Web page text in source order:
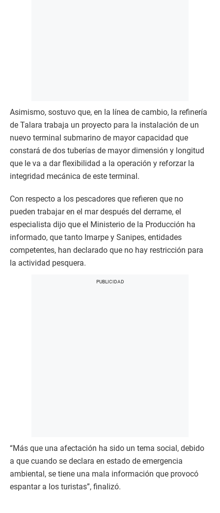
Asimismo, sostuvo que, en la línea de cambio, la refinería
de Talara trabaja un proyecto para la instalación de un
nuevo terminal submarino de mayor capacidad que
constará de dos tuberías de mayor dimensión y longitud
que le va a dar flexibilidad a la operación y reforzar la
integridad mecánica de este terminal.
Con respecto a los pescadores que refieren que no
pueden trabajar en el mar después del derrame, el
especialista dijo que el Ministerio de la Producción ha
informado, que tanto Imarpe y Sanipes, entidades
competentes, han declarado que no hay restricción para
la actividad pesquera.
“Más que una afectación ha sido un tema social, debido
a que cuando se declara en estado de emergencia
ambiental, se tiene una mala información que provocó
espantar a los turistas”, finalizó.